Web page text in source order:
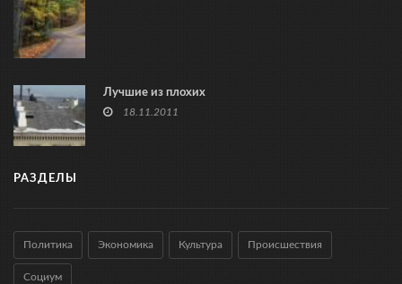
Лучшие из плохих
18.11.2011
РАЗДЕЛЫ
Политика Экономика Культура Происшествия
Социум